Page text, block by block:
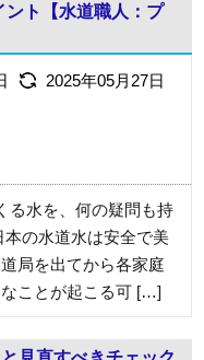
ント【水道職人：プ
2025年05月27日
る水を、何の疑問も持
の水道水は安全で美
局を出てから各家庭
ことが起こる可 […]